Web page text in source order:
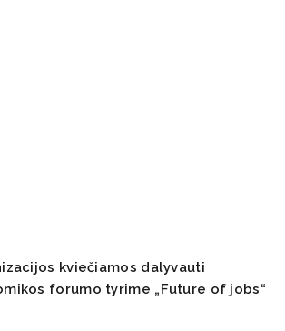
kviečiamos dalyvauti
forumo tyrime „Future of jobs“